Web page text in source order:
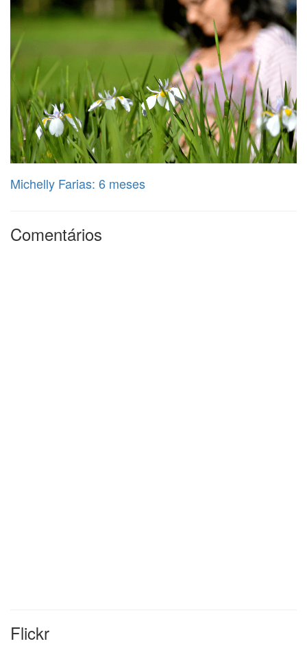
Michelly Farias: 6 meses
Comentários
Flickr